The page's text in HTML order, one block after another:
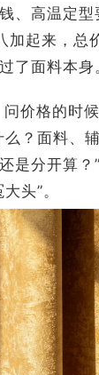
、高温定
起来，总
了面料本身
问价格的时
？面料、
是分开算？
头”。